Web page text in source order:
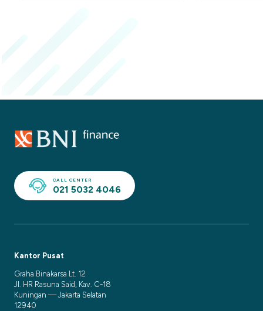
CALL CENTER
021 5032 4046
Kantor Pusat
Graha Binakarsa Lt. 12
Jl. HR Rasuna Said, Kav. C-18
Kuningan — Jakarta Selatan
12940